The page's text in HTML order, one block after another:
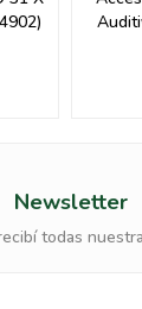
Newsletter
todas